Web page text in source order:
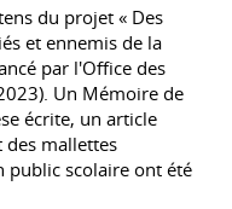
du projet « Des
et ennemis de la
par l'Office des
Un Mémoire de
écrite, un article
des mallettes
public scolaire ont été